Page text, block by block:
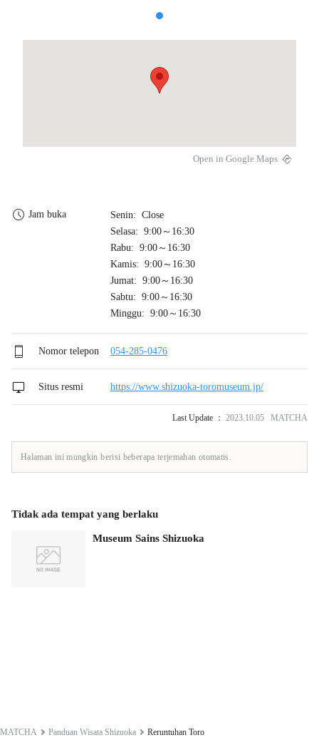
Open in Google Maps
Jam buka
Senin: Close
Selasa: 9:00～16:30
Rabu: 9:00～16:30
Kamis: 9:00～16:30
Jumat: 9:00～16:30
Sabtu: 9:00～16:30
Minggu: 9:00～16:30
Nomor telepon 054-285-0476
Situs resmi https://www.shizuoka-toromuseum.jp/
Last Update ： 2023.10.05 MATCHA
Halaman ini mungkin berisi beberapa terjemahan otomatis.
Tidak ada tempat yang berlaku
Museum Sains Shizuoka
MATCHA Panduan Wisata Shizuoka Reruntuhan Toro